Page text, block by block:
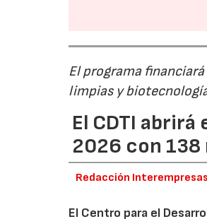
El programa
limpias y
El CDTI
2026 con
Redacción Interempresas
El Centro para el